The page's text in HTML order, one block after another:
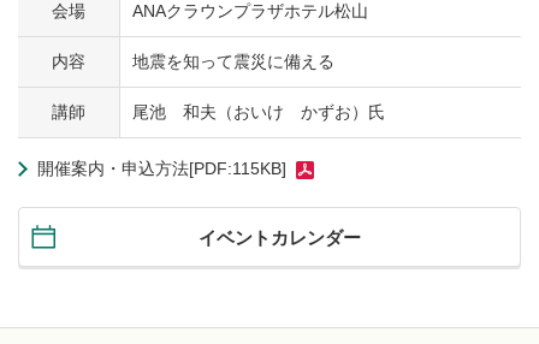
会場 ANAクラウンプラザホテル松山
内容 地震を知って震災に備える
講師 尾池 和夫（おいけ かずお）氏
開催案内・申込方法[PDF:115KB]
イベントカレンダー